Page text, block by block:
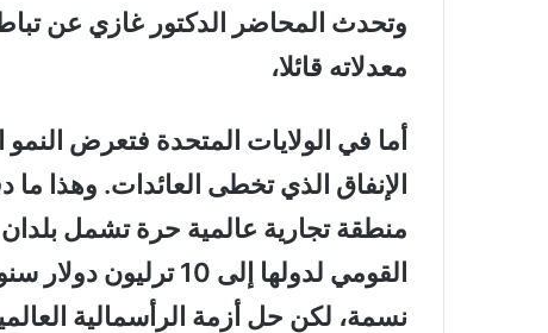
وتحدث المحاضر الدكتور غازي عن
معدلاته قائلا،
أما في الولايات المتحدة فتعرض
الإنفاق الذي تخطى العائدات. وهذا ما
منطقة تجارية عالمية حرة تشمل بلدان
نسمة، لكن حل أزمة الرأسمالية